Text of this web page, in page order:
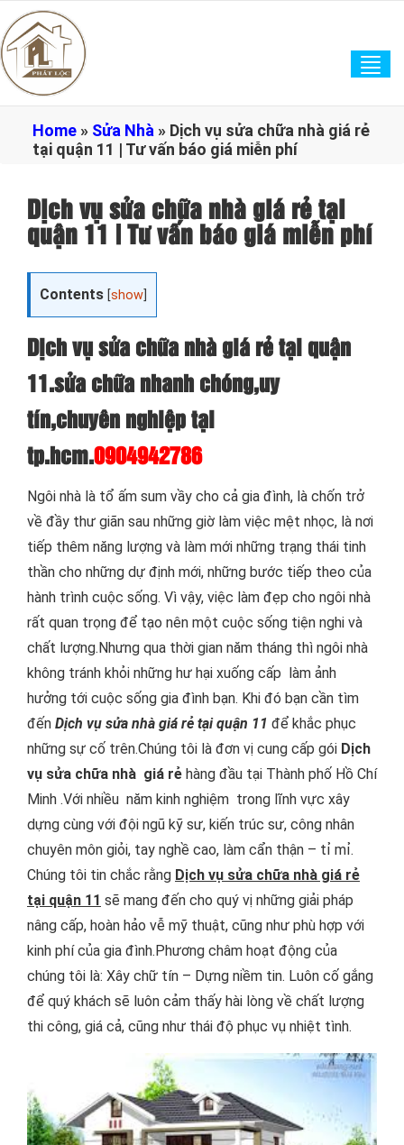
Home » Sửa Nhà » Dịch vụ sửa chữa nhà giá rẻ
tại quận 11 | Tư vấn báo giá miễn phí
Dịch vụ sửa chữa nhà giá rẻ tại
quận 11 | Tư vấn báo giá miễn phí
Contents [show
Dịch vụ sửa chữa nhà giá rẻ tại quận
11.sửa chữa nhanh chóng,uy
tín,chuyên nghiệp tại
tp.hcm.0904942786
Ngôi nhà là tổ ấm sum vầy cho cả gia đình, là chốn trở
về đầy thư giãn sau những giờ làm việc mệt nhọc, là nơi
tiếp thêm năng lượng và làm mới những trạng thái tinh
thần cho những dự định mới, những bước tiếp theo của
hành trình cuộc sống. Vì vậy, việc làm đẹp cho ngôi nhà
rất quan trọng để tạo nên một cuộc sống tiện nghi và
chất lượng.Nhưng qua thời gian năm tháng thì ngôi nhà
không tránh khỏi những hư hại xuống cấp làm ảnh
hưởng tới cuộc sống gia đình bạn. Khi đó bạn cần tìm
đến Dịch vụ sửa nhà giá rẻ tại quận 11 để khắc phục
những sự cố trên.Chúng tôi là đơn vị cung cấp gói Dịch
vụ sửa chữa nhà giá rẻ hàng đầu tại Thành phố Hồ Chí
Minh .Với nhiều năm kinh nghiệm trong lĩnh vực xây
dựng cùng với đội ngũ kỹ sư, kiến trúc sư, công nhân
chuyên môn giỏi, tay nghề cao, làm cẩn thận – tỉ mỉ.
Chúng tôi tin chắc rằng Dịch vụ sửa chữa nhà giá rẻ
tại quận 11 sẽ mang đến cho quý vị những giải pháp
nâng cấp, hoàn hảo vễ mỹ thuật, cũng như phù hợp với
kinh phí của gia đình.Phương châm hoạt động của
chúng tôi là: Xây chữ tín – Dựng niềm tin. Luôn cố gắng
để quý khách sẽ luôn cảm thấy hài lòng về chất lượng
thi công, giá cả, cũng như thái độ phục vụ nhiệt tình.